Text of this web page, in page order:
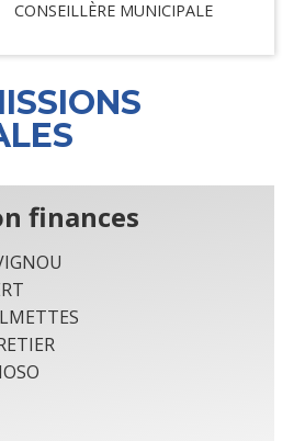
CONSEILLÈRE MUNICIPALE
finances